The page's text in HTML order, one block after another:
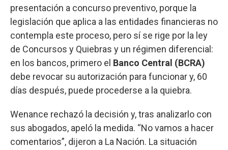
presentación a concurso preventivo, porque la
legislación que aplica a las entidades financieras no
contempla este proceso, pero sí se rige por la ley
de Concursos y Quiebras y un régimen diferencial:
en los bancos, primero el Banco Central (BCRA)
debe revocar su autorización para funcionar y, 60
días después, puede procederse a la quiebra.
Wenance rechazó la decisión y, tras analizarlo con
sus abogados, apeló la medida. “No vamos a hacer
comentarios”, dijeron a La Nación. La situación